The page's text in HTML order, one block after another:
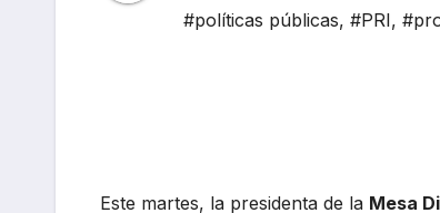
#políticas públicas, #PRI,
Este martes, la presidenta de la Mesa